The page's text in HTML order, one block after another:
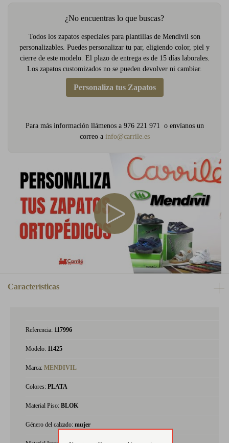
¿No encuentras lo que buscas?
Todos los zapatos especiales para plantillas de Mendivil son
personalizables. Puedes personalizar tu par, eligiendo color, piel y
cierre de este modelo. El plazo de entrega es de 15 días laborales.
Los zapatos customizados no se pueden devolver ni cambiar.
Personaliza tus Zapatos
Para más información llámenos a 976 221 971 o envíanos un
correo a info@carrile.es
Características
Referencia: 117996
Modelo: 11425
Marca: MENDIVIL
Colores: PLATA
Material Piso: BLOK
Género del calzado: mujer